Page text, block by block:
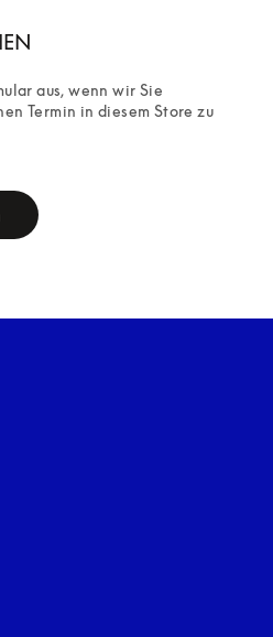
aus, wenn wir Sie
Termin in diesem Store zu